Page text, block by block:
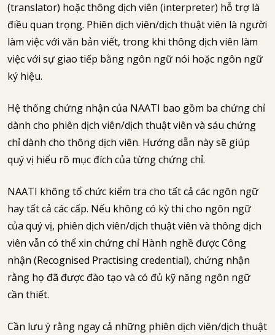
(translator) hoặc thông dịch viên (interpreter) hỗ trợ là
điều quan trọng. Phiên dịch viên/dịch thuật viên là người
làm việc với văn bản viết, trong khi thông dịch viên làm
việc với sự giao tiếp bằng ngôn ngữ nói hoặc ngôn ngữ
ký hiệu.
Hệ thống chứng nhận của NAATI bao gồm ba chứng chỉ
dành cho phiên dịch viên/dịch thuật viên và sáu chứng
chỉ dành cho thông dịch viên. Hướng dẫn này sẽ giúp
quý vị hiểu rõ mục đích của từng chứng chỉ.
NAATI không tổ chức kiểm tra cho tất cả các ngôn ngữ
hay tất cả các cấp. Nếu không có kỳ thi cho ngôn ngữ
của quý vị, phiên dịch viên/dịch thuật viên và thông dịch
viên vẫn có thể xin chứng chỉ Hành nghề được Công
nhận (Recognised Practising credential), chứng nhận
rằng họ đã được đào tạo và có đủ kỹ năng ngôn ngữ
cần thiết.
Cần lưu ý rằng ngay cả những phiên dịch viên/dịch thuật